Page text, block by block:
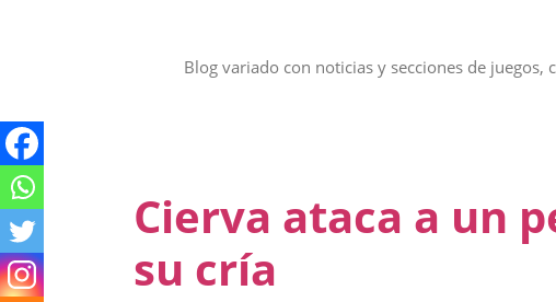
Blog variado con noticias y secciones de
Cierva ataca a un
su cría